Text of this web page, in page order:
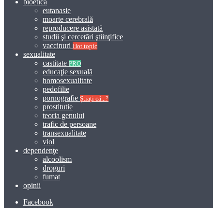
bioetică
eutanasie
moarte cerebrală
reproducere asistată
studii şi cercetări ştiinţifice
vaccinuri Hot topic
sexualitate
castitate PRO
educaţie sexuală
homosexualitate
pedofilie
pornografie Știați că...?
prostitutie
teoria genului
trafic de persoane
transexualitate
viol
dependenţe
alcoolism
droguri
fumat
opinii
Facebook